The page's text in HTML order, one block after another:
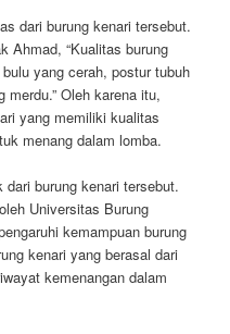
dari burung kenari tersebut.
Ahmad, “Kualitas burung
yang cerah, postur tubuh
Oleh karena itu,
yang memiliki kualitas
menang dalam lomba.
burung kenari tersebut.
Universitas Burung
kemampuan burung
kenari yang berasal dari
kemenangan dalam